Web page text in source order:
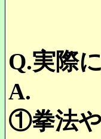
Q.実際
A.
①拳法